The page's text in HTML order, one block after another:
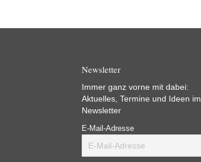
Newsletter
Immer ganz vorne mit dabei:
Aktuelles, Termine und Ideen im
Newsletter
E-Mail-Adresse